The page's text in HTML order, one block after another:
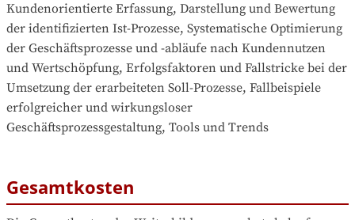
Kundenorientierte Erfassung, Darstellung und Bewertung
der identifizierten Ist-Prozesse, Systematische Optimierung
der Geschäftsprozesse und -abläufe nach Kundennutzen
und Wertschöpfung, Erfolgsfaktoren und Fallstricke bei der
Umsetzung der erarbeiteten Soll-Prozesse, Fallbeispiele
erfolgreicher und wirkungsloser
Geschäftsprozessgestaltung, Tools und Trends
Gesamtkosten